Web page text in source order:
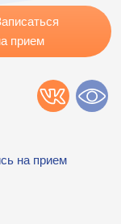
прием
на прием